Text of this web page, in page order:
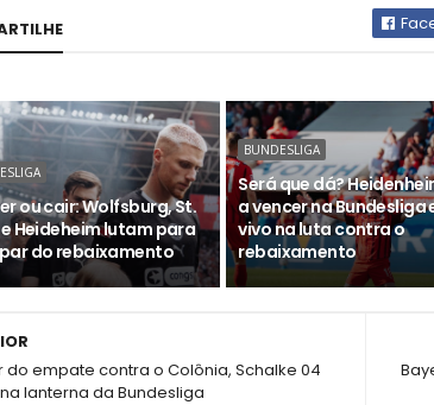
ou cair: Wolfsburg, St.
Heideheim lutam para
do rebaixamento
BUNDESLIGA
Será que dá?
a vencer na Bundesliga
vivo na luta contra o
rebaixamento
do empate contra o Colônia, Schalke 04
lanterna da Bundesliga